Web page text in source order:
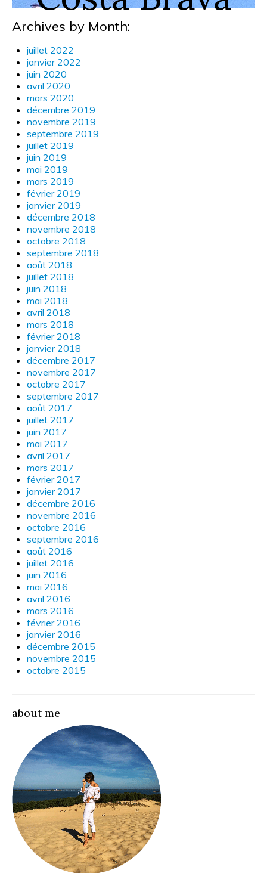
Archives by Month:
juillet 2022
janvier 2022
juin 2020
avril 2020
mars 2020
décembre 2019
novembre 2019
septembre 2019
juillet 2019
juin 2019
mai 2019
mars 2019
février 2019
janvier 2019
décembre 2018
novembre 2018
octobre 2018
septembre 2018
août 2018
juillet 2018
juin 2018
mai 2018
avril 2018
mars 2018
février 2018
janvier 2018
décembre 2017
novembre 2017
octobre 2017
septembre 2017
août 2017
juillet 2017
juin 2017
mai 2017
avril 2017
mars 2017
février 2017
janvier 2017
décembre 2016
novembre 2016
octobre 2016
septembre 2016
août 2016
juillet 2016
juin 2016
mai 2016
avril 2016
mars 2016
février 2016
janvier 2016
décembre 2015
novembre 2015
octobre 2015
about me